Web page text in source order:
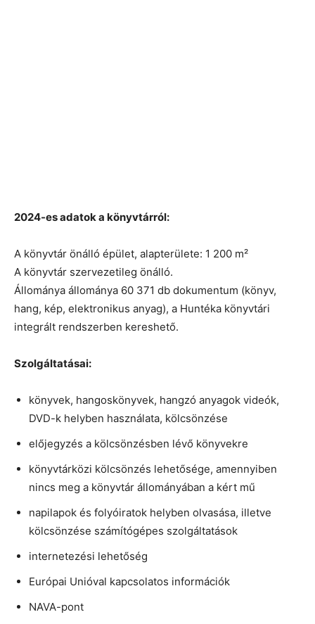
2024-es adatok a könyvtárról:
A könyvtár önálló épület, alapterülete: 1 200 m²
A könyvtár szervezetileg önálló.
Állománya állománya 60 371 db dokumentum (könyv,
hang, kép, elektronikus anyag), a Huntéka könyvtári
integrált rendszerben kereshető.
Szolgáltatásai:
könyvek, hangoskönyvek, hangzó anyagok videók,
DVD-k helyben használata, kölcsönzése
előjegyzés a kölcsönzésben lévő könyvekre
könyvtárközi kölcsönzés lehetősége, amennyiben
nincs meg a könyvtár állományában a kért mű
napilapok és folyóiratok helyben olvasása, illetve
kölcsönzése számítógépes szolgáltatások
internetezési lehetőség
Európai Unióval kapcsolatos információk
NAVA-pont